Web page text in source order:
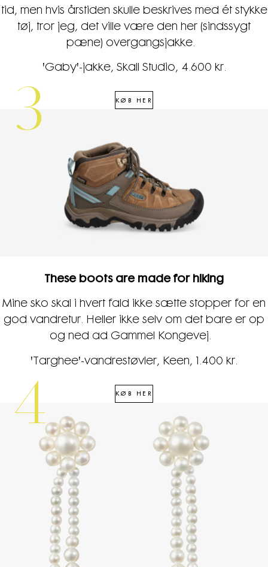
tid, men hvis årstiden skulle beskrives med ét stykke
tøj, tror jeg, det ville være den her (sindssygt
pæne) overgangsjakke.
'Gaby'-jakke, Skall Studio, 4.600 kr.
KØB HER
3
These boots are made for hiking
Mine sko skal i hvert fald ikke sætte stopper for en
god vandretur. Heller ikke selv om det bare er op
og ned ad Gammel Kongevej.
'Targhee'-vandrestøvler, Keen, 1.400 kr.
KØB HER
4